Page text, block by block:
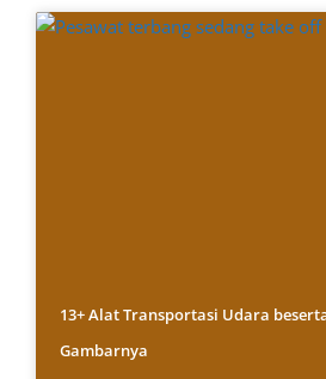
13+ Alat Transportasi Udara
Gambarnya